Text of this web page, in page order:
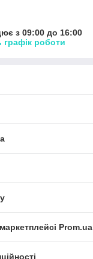
з 09:00 до 16:00
графік роботи
Prom.ua